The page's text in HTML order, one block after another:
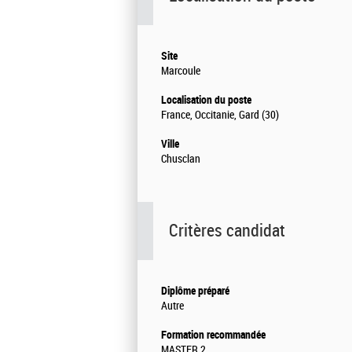
Site
Marcoule
Localisation du poste
France, Occitanie, Gard (30)
Ville
Chusclan
Critères candidat
Diplôme préparé
Autre
Formation recommandée